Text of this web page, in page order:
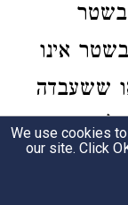
אינו
ששעבדה
סי' ס'
שתקנו
We use cookies
our site. Click